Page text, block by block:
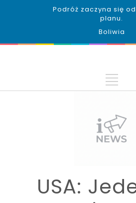
Podróż zaczyna się
planu.
Boliwia
USA: